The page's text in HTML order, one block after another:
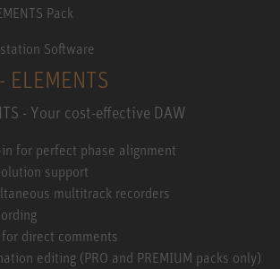
Software
- Your cost-effective DAW
for perfect phase alignment
support
multitrack recorders
direct comments
editing (PRO and PREMIUM packs only)